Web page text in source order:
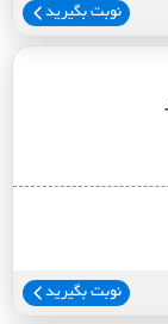
نوبت بگیرید
نوبت بگیرید